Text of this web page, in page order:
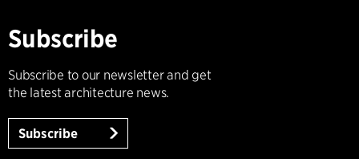
Subscribe
Subscribe to our newsletter and get
the latest architecture news.
Subscribe